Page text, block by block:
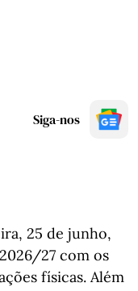
Siga-nos
25 de junho,
27 com os
físicas. Além